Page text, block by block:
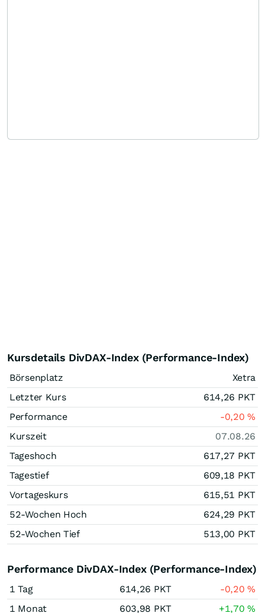
Kursdetails DivDAX-Index (Performance-Index)
Börsenplatz
Xetra
Letzter Kurs
614,26 PKT
Performance
-0,20%
Kurszeit
07.08.26
Tageshoch
617,27 PKT
Tagestief
609,18 PKT
Vortageskurs
615,51 PKT
52-Wochen Hoch
624,29 PKT
52-Wochen Tief
513,00 PKT
Performance DivDAX-Index (Performance-Index)
1 Tag 614,26 PKT -0,20%
1 Monat
603,98 PKT +1,70%